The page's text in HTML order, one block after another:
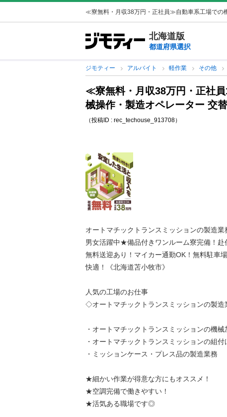
≪寮無料・月収38万円・正社員≫自動車系工場での
北海道版
都道府県選択
ジモティー アルバイト 軽作業 その他
≪寮無料・月収38万円・正社
械操作・製造オペレーター 交
（投稿ID : rec_techouse_913708）
オートマチックトランスミッションの製造
男女活躍中★備品付きワンルーム寮完備！赴
無料送迎あり！マイカー通勤OK！無料駐車
快適！《北海道苫小牧市》
人気の工場のお仕事
◇オートマチックトランスミッションの製
・オートマチックトランスミッションの機械
・オートマチックトランスミッションの組付
・ミッションケース・プレス品の製造業務
★細かい作業が得意な方にもオススメ！
★空調完備で働きやすい！
★活気ある職場です◎